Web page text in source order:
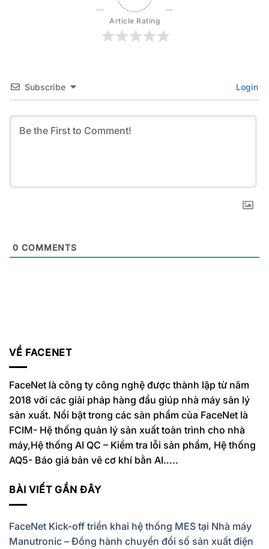
Article Rating
Subscribe Login
0 COMMENTS
VỀ FACENET
FaceNet là công ty công nghệ được thành lập từ năm
2018 với các giải pháp hàng đầu giúp nhà máy sản lý
sản xuất. Nổi bật trong các sản phẩm của FaceNet là
FCIM- Hệ thống quản lý sản xuất toàn trình cho nhà
máy,Hệ thống AI QC – Kiểm tra lỗi sản phẩm, Hệ thống
AQ5- Báo giá bản vẽ cơ khí bằn AI…..
BÀI VIẾT GẦN ĐÂY
FaceNet Kick-off triển khai hệ thống MES tại Nhà máy
Manutronic – Đồng hành chuyển đổi số sản xuất điện